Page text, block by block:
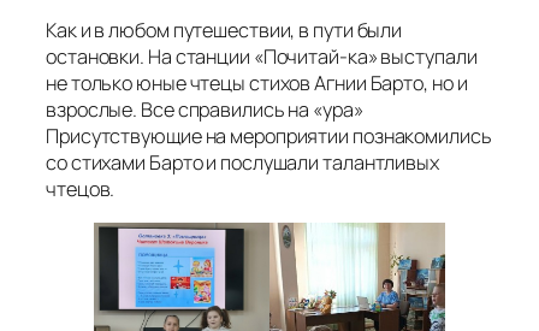
Как и в любом путешествии, в пути были
остановки. На станции «Почитай-ка» выступали
не только юные чтецы стихов Агнии Барто, но и
взрослые. Все справились на «ура»
Присутствующие на мероприятии познакомились
со стихами Барто и послушали талантливых
чтецов.